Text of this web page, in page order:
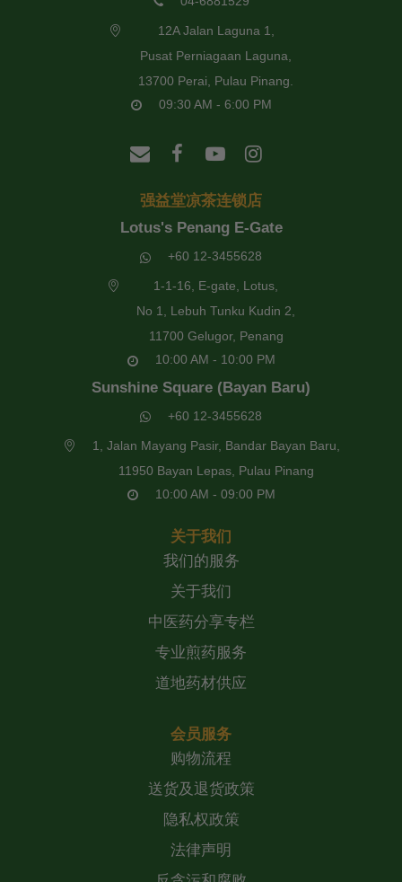
12A Jalan Laguna 1,
Pusat Perniagaan Laguna,
13700 Perai, Pulau Pinang.
09:30 AM - 6:00 PM
强益堂凉茶连锁店
Lotus's Penang E-Gate
+60 12-3455628
1-1-16, E-gate, Lotus,
No 1, Lebuh Tunku Kudin 2,
11700 Gelugor, Penang
10:00 AM - 10:00 PM
Sunshine Square (Bayan Baru)
+60 12-3455628
1, Jalan Mayang Pasir, Bandar Bayan Baru,
11950 Bayan Lepas, Pulau Pinang
10:00 AM - 09:00 PM
关于我们
我们的服务
关于我们
中医药分享专栏
专业煎药服务
道地药材供应
会员服务
购物流程
送货及退货政策
隐私权政策
法律声明